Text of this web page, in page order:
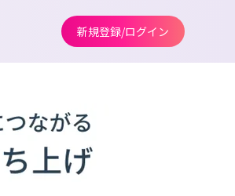
新規登録/ログイン